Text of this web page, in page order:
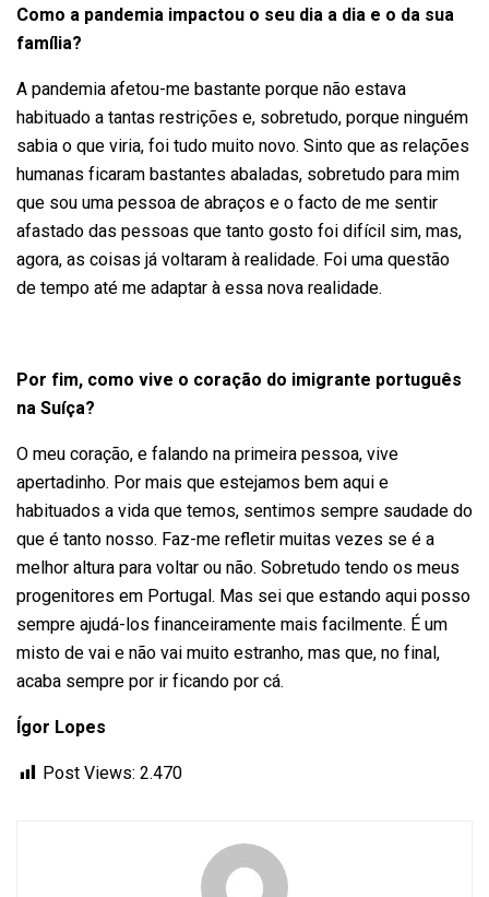
Como a pandemia impactou o seu dia a dia e o da sua
família?
A pandemia afetou-me bastante porque não estava
habituado a tantas restrições e, sobretudo, porque ninguém
sabia o que viria, foi tudo muito novo. Sinto que as relações
humanas ficaram bastantes abaladas, sobretudo para mim
que sou uma pessoa de abraços e o facto de me sentir
afastado das pessoas que tanto gosto foi difícil sim, mas,
agora, as coisas já voltaram à realidade. Foi uma questão
de tempo até me adaptar à essa nova realidade.
Por fim, como vive o coração do imigrante português
na Suíça?
O meu coração, e falando na primeira pessoa, vive
apertadinho. Por mais que estejamos bem aqui e
habituados a vida que temos, sentimos sempre saudade do
que é tanto nosso. Faz-me refletir muitas vezes se é a
melhor altura para voltar ou não. Sobretudo tendo os meus
progenitores em Portugal. Mas sei que estando aqui posso
sempre ajudá-los financeiramente mais facilmente. É um
misto de vai e não vai muito estranho, mas que, no final,
acaba sempre por ir ficando por cá.
Ígor Lopes
Post Views: 2.470